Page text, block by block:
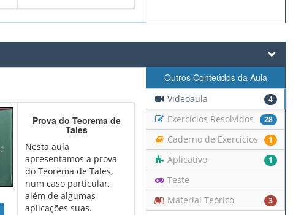
Outros Conteúdos da Aula
Videoaula 4
Exercícios Resolvidos 28
Caderno de Exercícios 1
Aplicativo 1
Teste
Material Teórico
3
Prova do Teorema de
Tales
Nesta aula
apresentamos a prova
do Teorema de Tales,
num caso particular,
além de algumas
aplicações suas.